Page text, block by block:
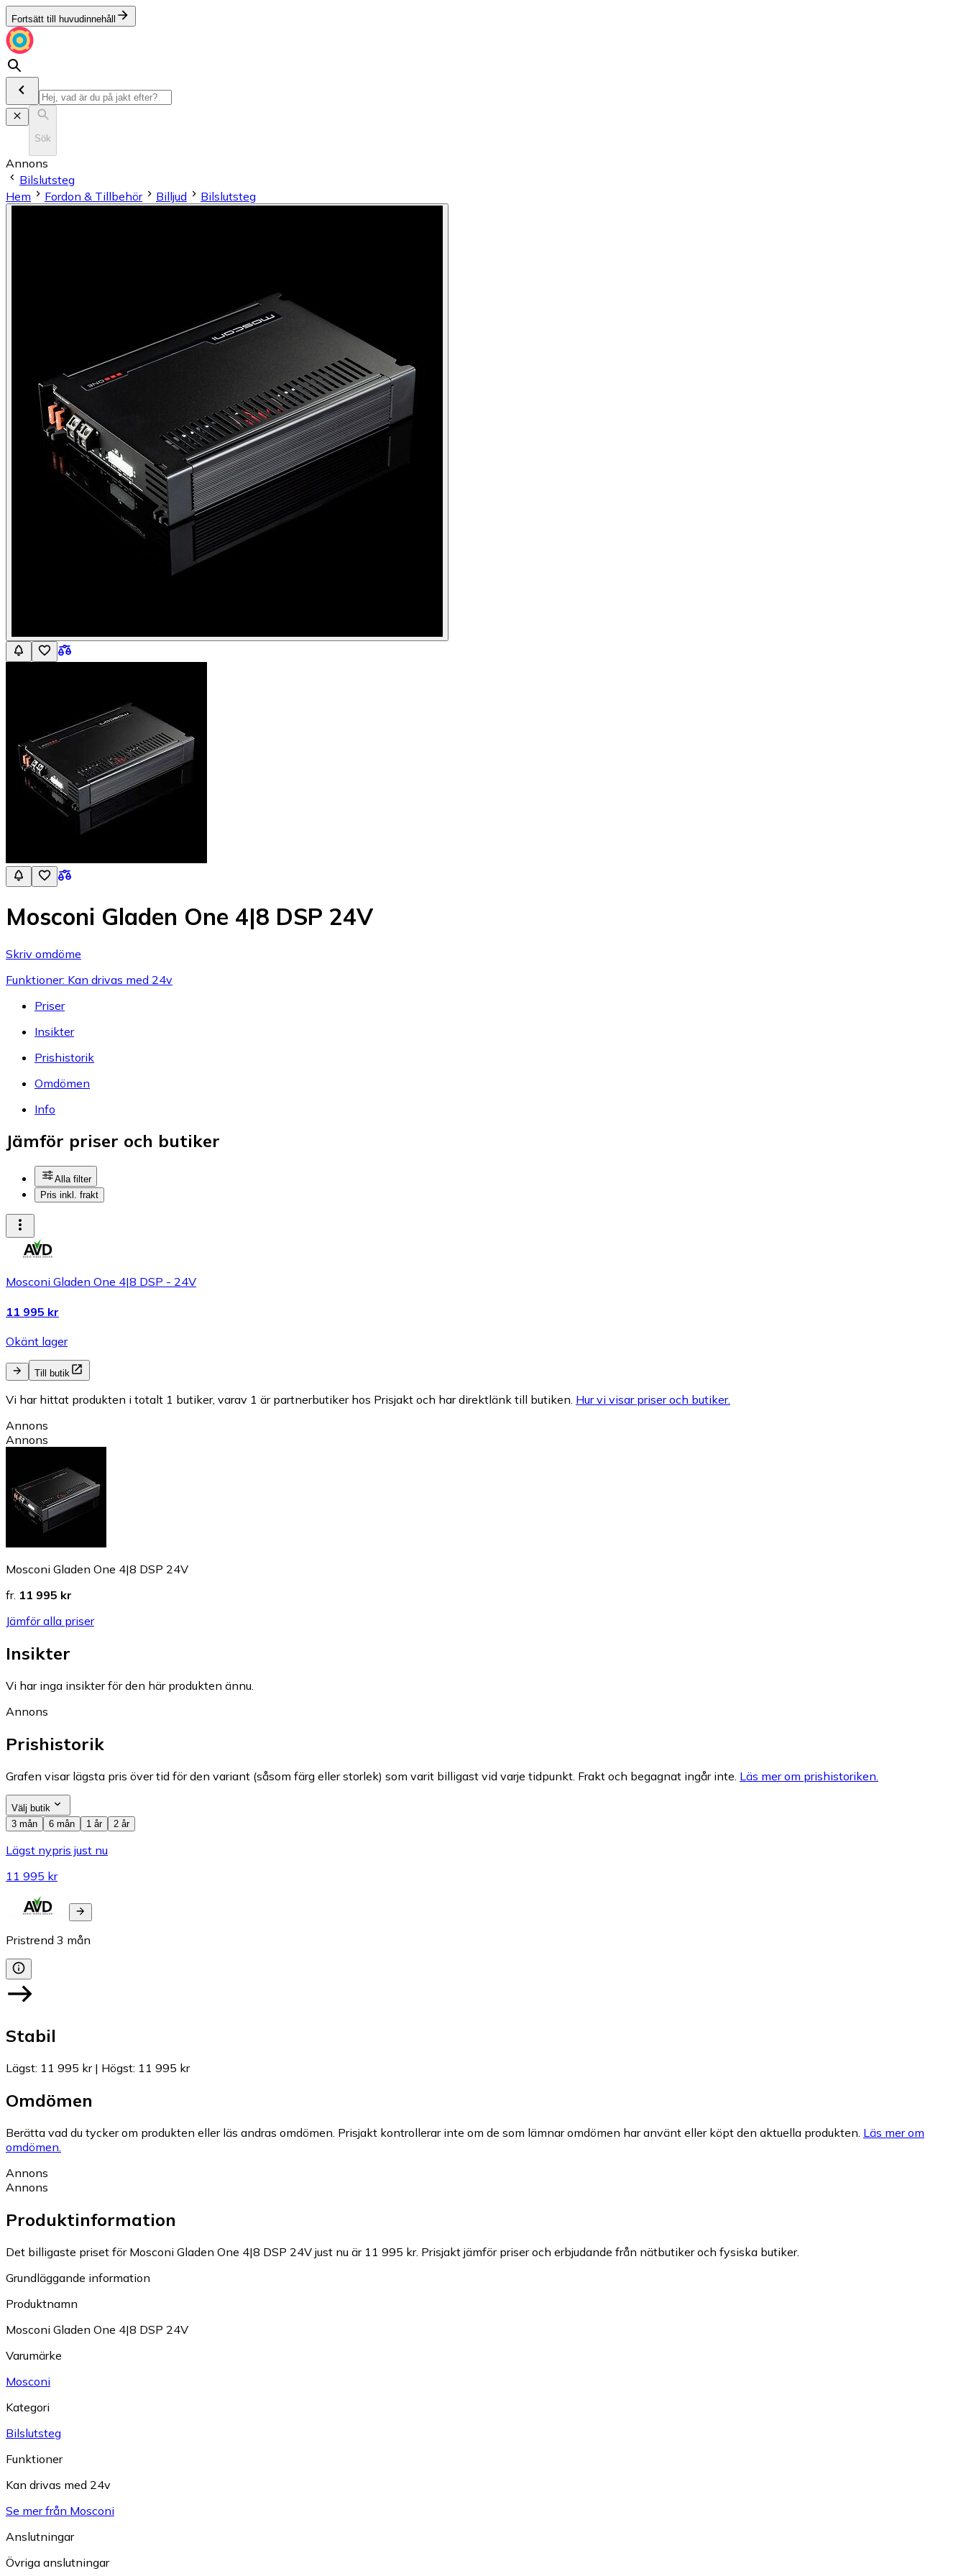
Fortsätt till huvudinnehåll
Sök
Annons
Bilslutsteg
Hem
Fordon & Tillbehör Billjud Bilslutsteg
Mosconi Gladen One 4|8 DSP 24V
Skriv omdöme
Funktioner: Kan drivas med 24v
Priser
Insikter
Prishistorik
Omdömen
Info
Jämför priser och butiker
Alla filter
Pris inkl. frakt
Mosconi Gladen One 4|8 DSP - 24V
11 995 kr
Okänt lager
Till butik
Vi har hittat produkten i totalt 1 butiker, varav 1 är partnerbutiker hos Prisjakt och har direktlänk till butiken. Hur vi visar priser och butiker.
Annons
Annons
Mosconi Gladen One 4|8 DSP 24V
fr. 11 995 kr
Jämför alla priser
Insikter
Vi har inga insikter för den här produkten ännu.
Annons
Prishistorik
Grafen visar lägsta pris över tid för den variant (såsom färg eller storlek) som varit billigast vid varje tidpunkt. Frakt och begagnat ingår inte. Läs mer om prishistoriken.
Välj butik
3 mån
6 mån 1 år 2 år
Lägst nypris just nu
11 995 kr
Pristrend 3 mån
Stabil
Lägst: 11 995 kr| Högst: 11 995 kr
Omdömen
Berätta vad du tycker om produkten eller läs andras omdömen. Prisjakt kontrollerar inte om de som lämnar omdömen har använt eller köpt den aktuella produkten. Läs mer om
omdömen.
Annons
Annons
Produktinformation
Det billigaste priset för Mosconi Gladen One 4|8 DSP 24V just nu är 11 995 kr. Prisjakt jämför priser och erbjudande från nätbutiker och fysiska butiker.
Grundläggande information
Produktnamn
Mosconi Gladen One 4|8 DSP 24V
Varumärke
Mosconi
Kategori
Bilslutsteg
Funktioner
Kan drivas med 24v
Se mer från Mosconi
Anslutningar
Övriga anslutningar